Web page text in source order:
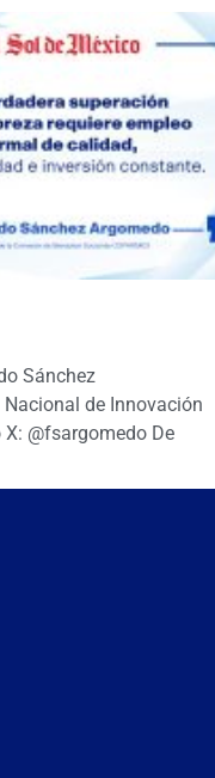
Sánchez
de Innovación
X: @fsargomedo De